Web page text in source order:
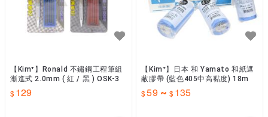
【Kim⁺】Ronald 不鏽鋼工程筆組
漸進式 2.0mm ( 紅 / 黑 ) OSK-3
129
【Kim⁺】日本 和 Yamato 和紙遮
蔽膠帶 (藍色405中高黏度) 18m
59~ 135